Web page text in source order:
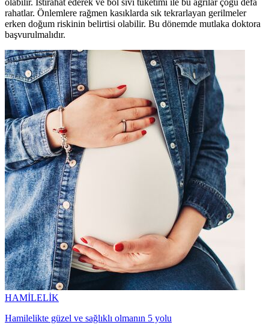
olabilir. İstirahat ederek ve bol sıvı tüketimi ile bu ağrılar çoğu defa
rahatlar. Önlemlere rağmen kasıklarda sık tekrarlayan gerilmeler
erken doğum riskinin belirtisi olabilir. Bu dönemde mutlaka doktora
başvurulmalıdır.
HAMİLELİK
Hamilelikte güzel ve sağlıklı olmanın 5 yolu